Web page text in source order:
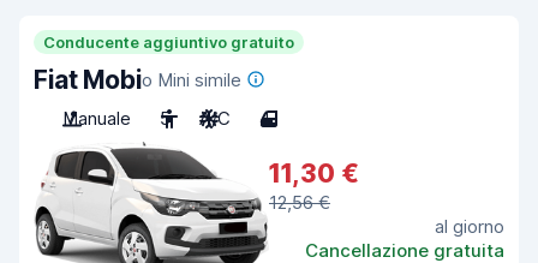
Conducente aggiuntivo gratuito
Fiat Mobio Mini simile
Manuale
5 A/C 4
11,30 €
12,56 €
al giorno
Cancellazione gratuita